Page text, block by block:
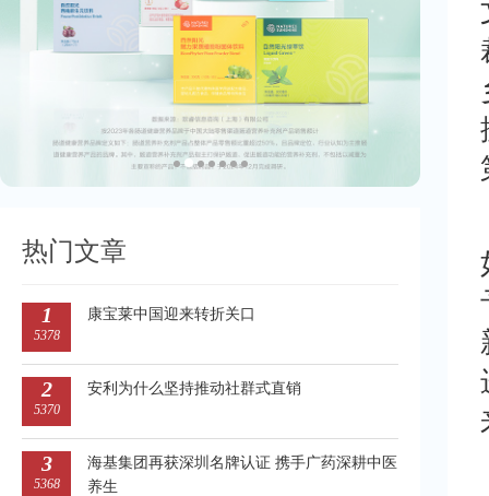
热门文章
1
5378
康宝莱中国迎来转折关口
2
5370
安利为什么坚持推动社群式直销
3
5368
海基集团再获深圳名牌认证 携手广药深耕中医
养生